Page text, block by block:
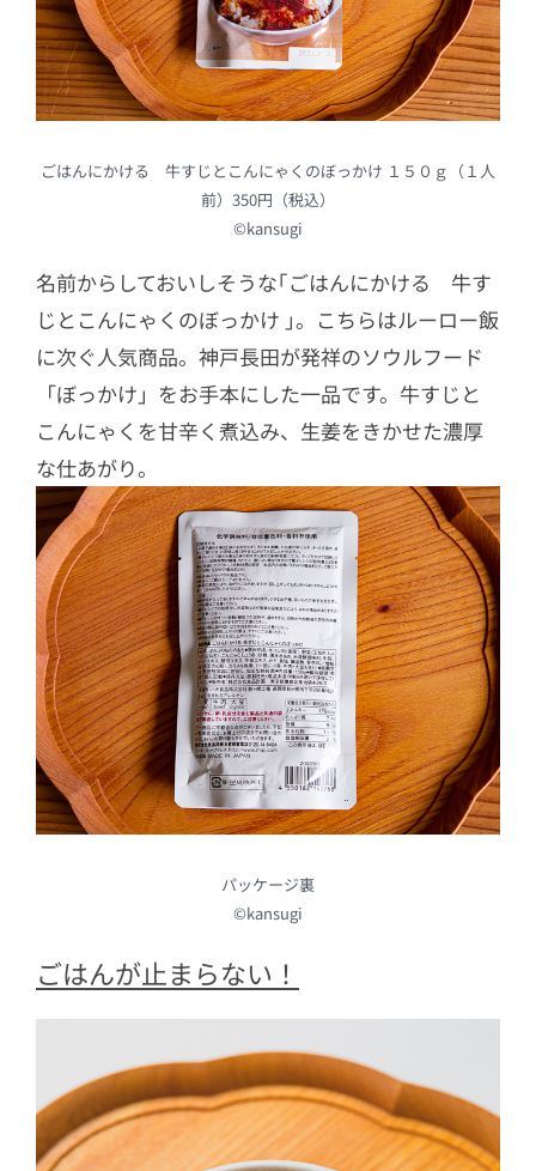
ごはんにかける 牛すじとこんにゃくのぼっかけ １５０ｇ（１人
前）350円（税込）
©kansugi
名前からしておいしそうな｢ごはんにかける 牛す
じとこんにゃくのぼっかけ ｣。こちらはルーロー飯
に次ぐ人気商品。神戸長田が発祥のソウルフード
「ぼっかけ」をお手本にした一品です。牛すじと
こんにゃくを甘辛く煮込み、生姜をきかせた濃厚
な仕あがり。
パッケージ裏
©kansugi
ごはんが止まらない！